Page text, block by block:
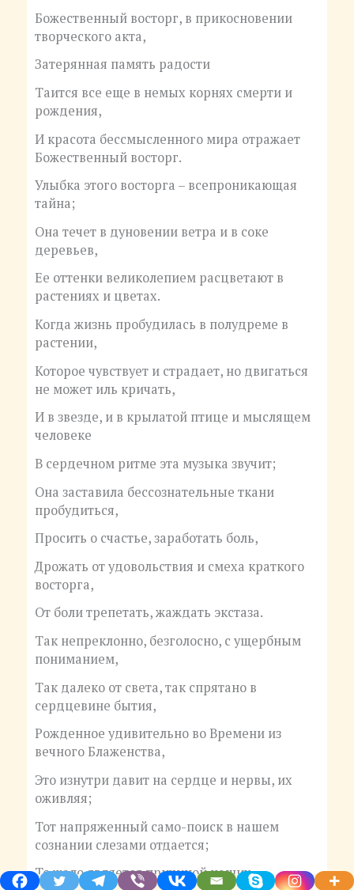
Божественный восторг, в прикосновении
творческого акта,
Затерянная память радости
Таится все еще в немых корнях смерти и
рождения,
И красота бессмысленного мира отражает
Божественный восторг.
Улыбка этого восторга – всепроникающая
тайна;
Она течет в дуновении ветра и в соке
деревьев,
Ее оттенки великолепием расцветают в
растениях и цветах.
Когда жизнь пробудилась в полудреме в
растении,
Которое чувствует и страдает, но двигаться
не может иль кричать,
И в звезде, и в крылатой птице и мыслящем
человеке
В сердечном ритме эта музыка звучит;
Она заставила бессознательные ткани
пробудиться,
Просить о счастье, заработать боль,
Дрожать от удовольствия и смеха краткого
восторга,
От боли трепетать, жаждать экстаза.
Так непреклонно, безголосно, с ущербным
пониманием,
Так далеко от света, так спрятано в
сердцевине бытия,
Рожденное удивительно во Времени из
вечного Блаженства,
Это изнутри давит на сердце и нервы, их
оживляя;
Тот напряженный само-поиск в нашем
сознании слезами отдается;
То жало является причиной наших